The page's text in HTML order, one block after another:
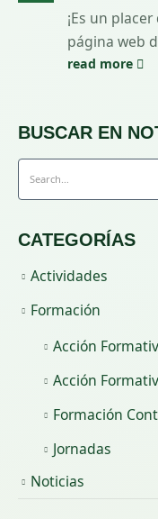
¡Es un
página web
read more
BUSCAR EN
CATEGORÍAS
Actividades
Formación
Acción
Acción
Formación
Jornadas
Noticias